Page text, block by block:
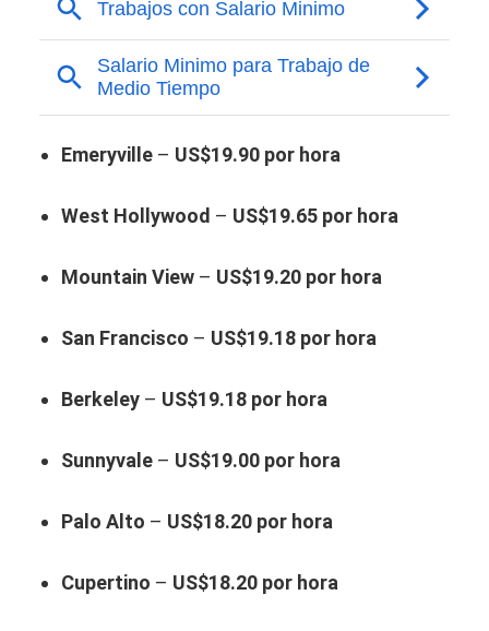
Emeryville – US$19.90 por hora
West Hollywood – US$19.65 por hora
Mountain View – US$19.20 por hora
San Francisco – US$19.18 por hora
Berkeley – US$19.18 por hora
Sunnyvale – US$19.00 por hora
Palo Alto – US$18.20 por hora
Cupertino – US$18.20 por hora